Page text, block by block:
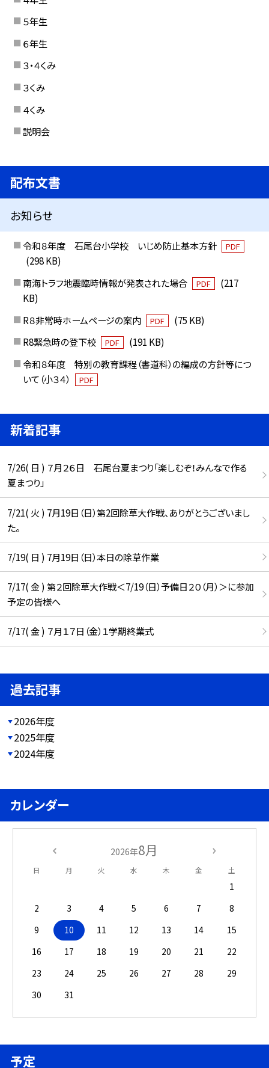
５年生
６年生
３・４くみ
３くみ
４くみ
説明会
配布文書
お知らせ
令和８年度 石尾台小学校 いじめ防止基本方針 PDF
(298 KB)
南海トラフ地震臨時情報が発表された場合
PDF
(217
KB)
R８非常時ホームページの案内
PDF
(75 KB)
R8緊急時の登下校
PDF
(191 KB)
令和８年度 特別の教育課程（書道科）の編成の方針等につ
いて（小３４）
PDF
新着記事
7/26( 日 ) ７月２６日 石尾台夏まつり「楽しむぞ！みんなで作る
夏まつり」
7/21( 火 ) 7月19日（日）第2回除草大作戦、ありがとうございまし
た。
7/19( 日 ) 7月19日（日）本日の除草作業
7/17( 金 ) 第２回除草大作戦＜7/19（日）予備日２０（月）＞に参加
予定の皆様へ
7/17( 金 ) ７月１７日（金）１学期終業式
過去記事
2026年度
2025年度
2024年度
カレンダー
2026年8月
日 月 火 水 木 金 土
1
2
3 4 5 6 7
8
9
10 11 12 13 14
15
16
17 18 19 20 21
22
23
24 25 26 27 28
29
30
31
予定